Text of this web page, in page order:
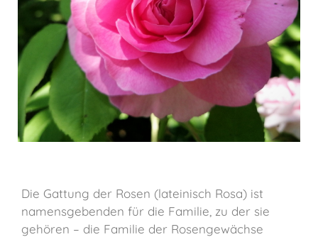
Die Gattung der Rosen (lateinisch Rosa) ist
namensgebenden für die Familie, zu der sie
gehören – die Familie der Rosengewächse